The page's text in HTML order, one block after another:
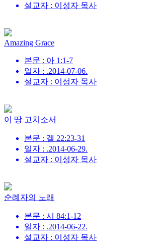
설교자 : 이성자 목사
Amazing Grace
본문 : 아 1:1-7
일자 : .2014-07-06.
설교자 : 이성자 목사
이 땅 고치소서
본문 : 겔 22:23-31
일자 : .2014-06-29.
설교자 : 이성자 목사
순례자의 노래
본문 : 시 84:1-12
일자 : .2014-06-22.
설교자 : 이성자 목사